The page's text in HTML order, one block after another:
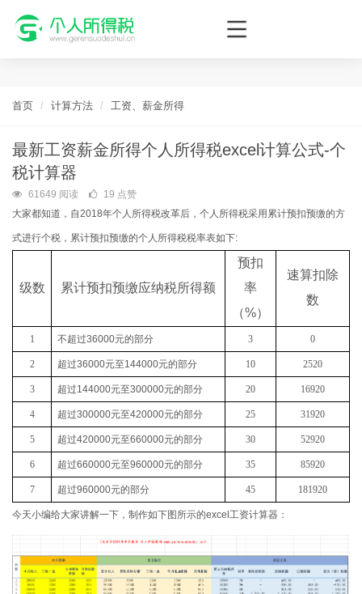
个人所得税网，最新个税资讯平台，您的个税管理专家！
首页 计算方法 工资、薪金所得
最新工资薪金所得个人所得税excel计算公式-个
税计算器
61649 阅读
19 点赞
大家都知道，自2018年个人所得税改革后，个人所得税采用累计预扣预缴的方
式进行个税，累计预扣预缴的个人所得税税率表如下:
级数 累计预扣预缴应纳税所得额
预扣
率
（%）
速算扣除
数
1 不超过36000元的部分 3 0
2 超过36000元至144000元的部分 10 2520
3 超过144000元至300000元的部分 20 16920
4 超过300000元至420000元的部分 25 31920
5 超过420000元至660000元的部分 30 52920
6 超过660000元至960000元的部分 35 85920
7 超过960000元的部分 45 181920
今天小编给大家讲解一下，制作如下图所示的excel工资计算器：